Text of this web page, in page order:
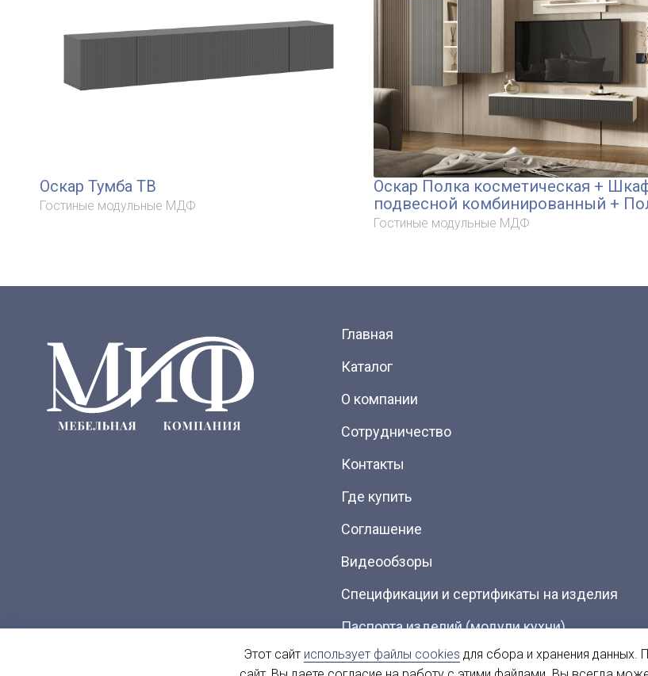
Оскар Тумба ТВ
Гостиные модульные МДФ
Оскар Полка косметическая +
подвесной комбинированный +
малая
Гостиные модульные МДФ
Главная
Каталог
О компании
Сотрудничество
Контакты
Где купить
Соглашение
Видеообзоры
Спецификации и сертификаты на изделия
Паспорта изделий (модули кухни)
Каталоги (Скачать PDF)
Этот сайт использует файлы cookies для сбора и хранения данных.